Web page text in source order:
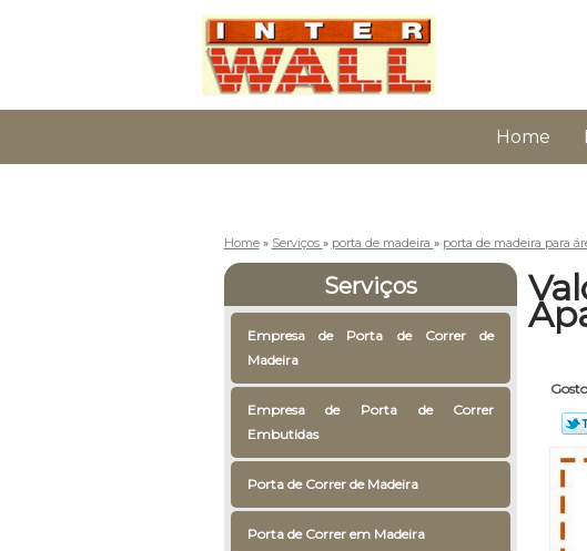
Home
Home » Serviços » porta de madeira » porta de madeira para
Serviços
Empresa de Porta de Correr de
Madeira
Empresa de Porta de Correr
Embutidas
Porta de Correr de Madeira
Porta de Correr em Madeira